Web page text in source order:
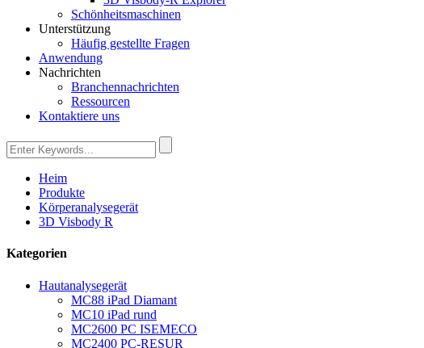
Schönheitsmaschinen
Unterstützung
Häufig gestellte Fragen
Anwendung
Nachrichten
Branchennachrichten
Ressourcen
Kontaktiere uns
Heim
Produkte
Körperanalysegerät
3D Visbody R
Kategorien
Hautanalysegerät
MC88 iPad Diamant
MC10 iPad rund
MC2600 PC ISEMECO
MC2400 PC-RESUR